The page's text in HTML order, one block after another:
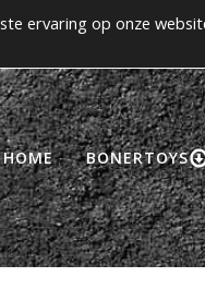
MIJN
HOME BONERTOYS
ervaring op onze